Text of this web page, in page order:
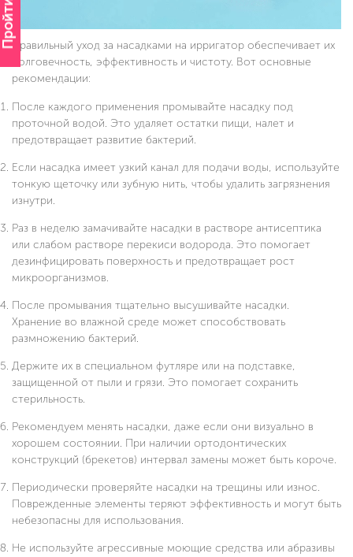
Правильный уход за насадками на ирригатор обеспечивает их
долговечность, эффективность и чистоту. Вот основные
рекомендации:
После каждого применения промывайте насадку под
проточной водой. Это удаляет остатки пищи, налет и
предотвращает развитие бактерий.
Если насадка имеет узкий канал для подачи воды, используйте
тонкую щеточку или зубную нить, чтобы удалить загрязнения
изнутри.
Раз в неделю замачивайте насадки в растворе антисептика
или слабом растворе перекиси водорода. Это помогает
дезинфицировать поверхность и предотвращает рост
микроорганизмов.
После промывания тщательно высушивайте насадки.
Хранение во влажной среде может способствовать
размножению бактерий.
Держите их в специальном футляре или на подставке,
защищенной от пыли и грязи. Это помогает сохранить
стерильность.
Рекомендуем менять насадки, даже если они визуально в
хорошем состоянии. При наличии ортодонтических
конструкций (брекетов) интервал замены может быть короче.
Периодически проверяйте насадки на трещины или износ.
Поврежденные элементы теряют эффективность и могут быть
небезопасны для использования.
Не используйте агрессивные моющие средства или абразивы